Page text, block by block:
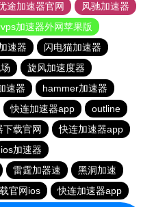
途加速器官网
风驰加速器
加速器外网苹果版
速器
闪电猫加速器
旋风加速度器
速器
hammer加速器
快连加速器app
outline
下载官网
快连加速器app
ios加速器
雷霆加器速
黑洞加速
官网ios
快连加速器app